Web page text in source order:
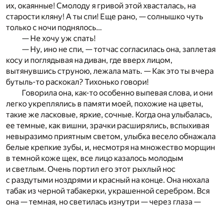
их, окаянные! Смолоду я гривой этой хвасталась, на
старости кляну! А ты спи! Еще рано, — солнышко чуть
только с ночи поднялось…
— Не хочу уж спать!
— Ну, ино не спи, — тотчас согласилась она, заплетая
косу и поглядывая на диван, где вверх лицом,
вытянувшись струною, лежала мать. — Как это ты вчера
бутыль-то раскокал? Тихонько говори!
Говорила она, как-то особенно выпевая слова, и они
легко укреплялись в памяти моей, похожие на цветы,
такие же ласковые, яркие, сочные. Когда она улыбалась,
ее темные, как вишни, зрачки расширялись, вспыхивая
невыразимо приятным светом, улыбка весело обнажала
белые крепкие зубы, и, несмотря на множество морщин
в темной коже щек, все лицо казалось молодым
и светлым. Очень портил его этот рыхлый нос
с раздутыми ноздрями и красный на конце. Она нюхала
табак из черной табакерки, украшенной серебром. Вся
она — темная, но светилась изнутри — через глаза —